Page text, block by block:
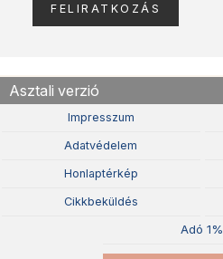
Asztali verzió
Impresszum
Adatvédelem
Honlaptérkép
Cikkbeküldés
Adó 1%